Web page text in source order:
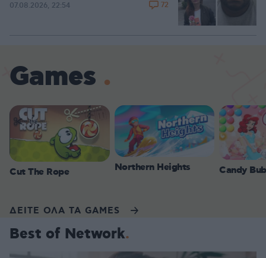
07.08.2026, 22:54 72
Games
Cut The Rope Northern Heights Candy
ΔΕΙΤΕ ΟΛΑ ΤΑ GAMES
Best of Network